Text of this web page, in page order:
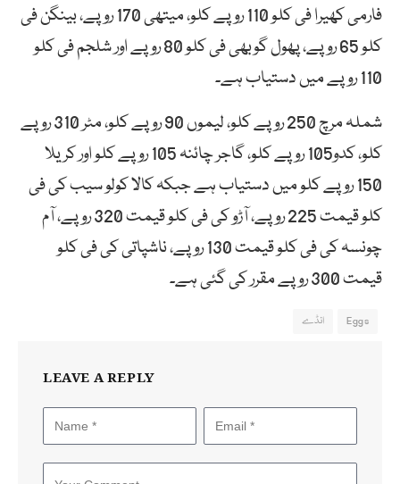
فارمی کھیرا فی کلو 110 روپے کلو، میتھی 170 روپے، بینگن فی
کلو 65 روپے، پھول گوبھی فی کلو 80 روپے اور شلجم فی کلو
110 روپے میں دستیاب ہے۔
شملہ مرچ 250 روپے کلو، لیموں 90 روپے کلو، مٹر 310 روپے
کلو، کدو105 روپے کلو، گاجر چائنہ 105 روپے کلو اور کریلا
150 روپے کلو میں دستیاب ہے جبکہ کالا کولو سیب کی فی
کلو قیمت 225 روپے، آڑو کی فی کلو قیمت 320 روپے، آم
چونسہ کی فی کلو قیمت 130 روپے، ناشپاتی کی فی کلو
قیمت 300 روپے مقرر کی گئی ہے۔
Eggs انڈے
LEAVE A REPLY